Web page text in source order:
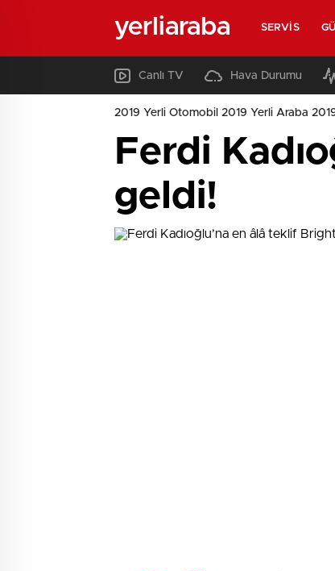
yerliaraba SERVIS
Canlı TV Hava Durumu
2019 Yerli Otomobil 2019 Yerli Araba
Ferdi
geldi!